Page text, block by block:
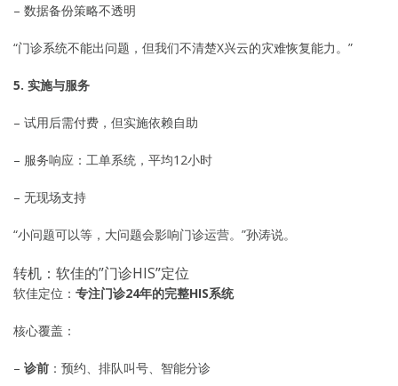
– 数据备份策略不透明
“门诊系统不能出问题，但我们不清楚X兴云的灾难恢复能力。”
5. 实施与服务
– 试用后需付费，但实施依赖自助
– 服务响应：工单系统，平均12小时
– 无现场支持
“小问题可以等，大问题会影响门诊运营。”孙涛说。
转机：软佳的”门诊HIS”定位
软佳定位： 专注门诊24年的完整HIS系统
核心覆盖：
– 诊前 ：预约、排队叫号、智能分诊